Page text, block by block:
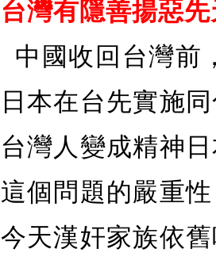
台灣有隱善揚惡
中國收回台灣前
日本在台先實施
台灣人變成精神
這個問題的嚴重
今天漢奸家族依